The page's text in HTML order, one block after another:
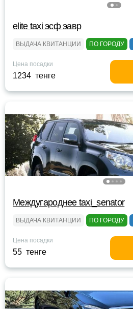
elite taxi эсф эавр
ВЫДАЧА КВИТАНЦИИ ПО ГОРОДУ
Цена посадки
1234 тенге
Междугароднее taxi_senator
ВЫДАЧА КВИТАНЦИИ ПО ГОРОДУ
Цена посадки
55 тенге